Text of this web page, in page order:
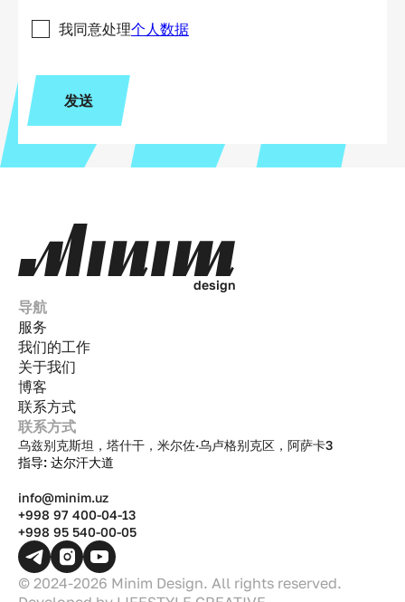
我同意处理个人数据
发送
design
导航
服务
我们的工作
关于我们
博客
联系方式
联系方式
乌兹别克斯坦，塔什干，米尔佐·乌卢格别克区，阿萨卡3
指导: 达尔汗大道
info@minim.uz
+998 97 400-04-13
+998 95 540-00-05
© 2024-2026 Minim Design. All rights reserved.